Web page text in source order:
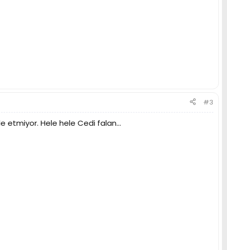
#3
etmiyor. Hele hele Cedi falan...